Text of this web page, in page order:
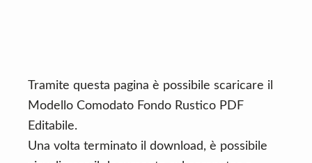
Tramite questa pagina è possibile scaricare il
Modello Comodato Fondo Rustico PDF
Editabile.
Una volta terminato il download, è possibile